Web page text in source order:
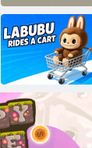
Rival skubėti
Labubu važiuoja
vežimėliu